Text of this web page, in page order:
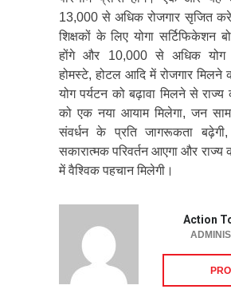
13,000 से अधिक रोजगार सृजित
शिक्षकों के लिए योगा सर्टिफिकेशन
होंगे और 10,000 से अधिक योग
होमस्टे, होटल आदि में रोजगार मिलने
योग पर्यटन को बढ़ावा मिलने से राज्य
को एक नया आयाम मिलेगा, जन
संवर्धन के प्रति जागरूकता बढ़ेगी,
सकारात्मक परिवर्तन आएगा और राज्य
में वैश्विक पहचान मिलेगी।
Action